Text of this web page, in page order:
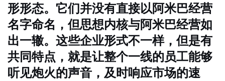
形形态。它们并没有直接以阿米巴经营
名字命名，但思想内核与阿米巴经营如
出一辙。这些企业形式不一样，但是有
共同特点，就是让整个一线的员工能够
听见炮火的声音，及时响应市场的速